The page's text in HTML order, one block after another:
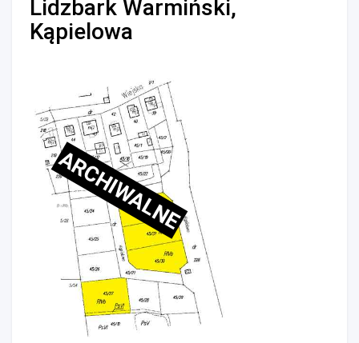
Lidzbark Warmiński,
Kąpielowa
ARCHIWALNE